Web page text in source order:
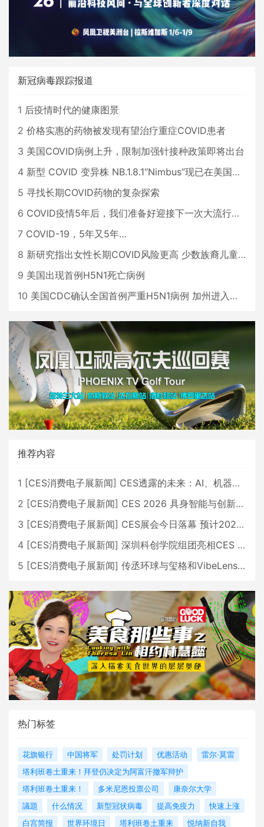
新冠病毒跟踪报道
1 后疫情时代的健康图景
2 价格实惠的药物被发现有望治疗重症COVID患者
3 美国COVID病例上升，限制加强针接种政策即将出台
4 新型 COVID 变异株 NB.1.8.1“Nimbus”现已在美国占据主导地位
5 寻找长期COVID药物的复杂探索
6 COVID疫情5年后，我们准备好迎接下一次大流行了吗？
7 COVID-19，5年又5年…
8 新研究指出女性长期COVID风险更高 少数族裔儿童存在差异
9 美国出现首例H5N1死亡病例
10 美国CDC确认全国首例严重H5N1病例 加州进入紧急状态
推荐内容
1 [CES消费电子展新闻] CES透露的未来：AI、机器人与智能生活大爆发
2 [CES消费电子展新闻] CES 2026 具身智能与创新领域 中国公司大放异彩
3 [CES消费电子展新闻] CES展会今日落幕 预计2026行业收入将超五千亿美元
4 [CES消费电子展新闻] 深圳科创学院组团亮相CES 广受好评
5 [CES消费电子展新闻] 传丞环球与玺格和VibeLens共同推出全新耳机
热门标签
花旗银行 中国将军 处罚计划 优惠活动
雷尔·莫雷
塔利班卷土重来！拜登仍决定为阿富汗撤军辩护
塔利班卷土重来！
多米尼恩投票公司
康奈尔大学
議題
什么情况 新型冠状病毒 提高免疫力
快速上涨
白宫简报
世界环境日 塔利班卷土重来
悦纳新自我